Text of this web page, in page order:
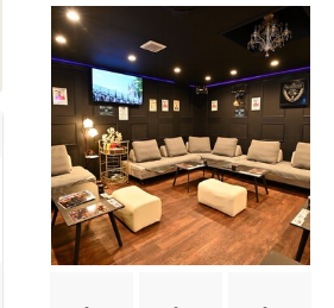
銚子・九十九里
市原・木更津・富津
勝浦・鴨川・館山